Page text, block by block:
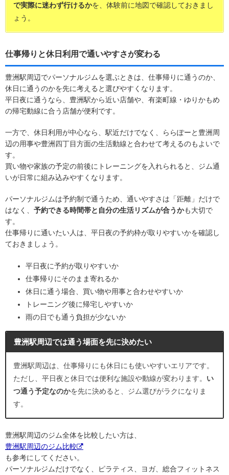
で実際に迷わず行けるかを、体験前に地図で確認しておきまし
ょう。
仕事帰りと休日利用で通いやすさが変わる
豊洲駅周辺でパーソナルジムを選ぶときは、仕事帰りに通うのか、
休日に通うのかを先に考えると選びやすくなります。
平日夜に通うなら、豊洲駅から近い店舗や、有楽町線・ゆりかもめ
の帰宅動線に合う店舗が便利です。
一方で、休日利用が中心なら、駅近だけでなく、ららぽーと豊洲周
辺の用事や豊洲四丁目方面の生活動線と合わせて考えるのもよいで
す。
買い物や家族の予定の前後にトレーニングを入れられると、ジム通
いが日常に組み込みやすくなります。
パーソナルジムは予約制で通うため、通いやすさは「距離」だけで
はなく、 予約できる時間帯と自分の生活リズムが合うかも大切で
す。
仕事帰りに通いたい人は、平日夜の予約枠が取りやすいかを確認し
ておきましょう。
平日夜に予約が取りやすいか
仕事帰りにそのまま寄れるか
休日に通う場合、買い物や用事と合わせやすいか
トレーニング後に帰宅しやすいか
雨の日でも通う負担が少ないか
豊洲駅周辺では通う場面を先に決めたい
豊洲駅周辺は、仕事帰りにも休日にも使いやすいエリアです。
ただし、平日夜と休日では便利な施設や動線が変わります。 い
つ通う予定なのかを先に決めると、ジム選びがラクになりま
す。
豊洲駅周辺のジム全体を比較したい方は、
豊洲駅周辺のジム比較
も参考にしてください。
パーソナルジムだけでなく、ピラティス、ヨガ、総合フィットネス